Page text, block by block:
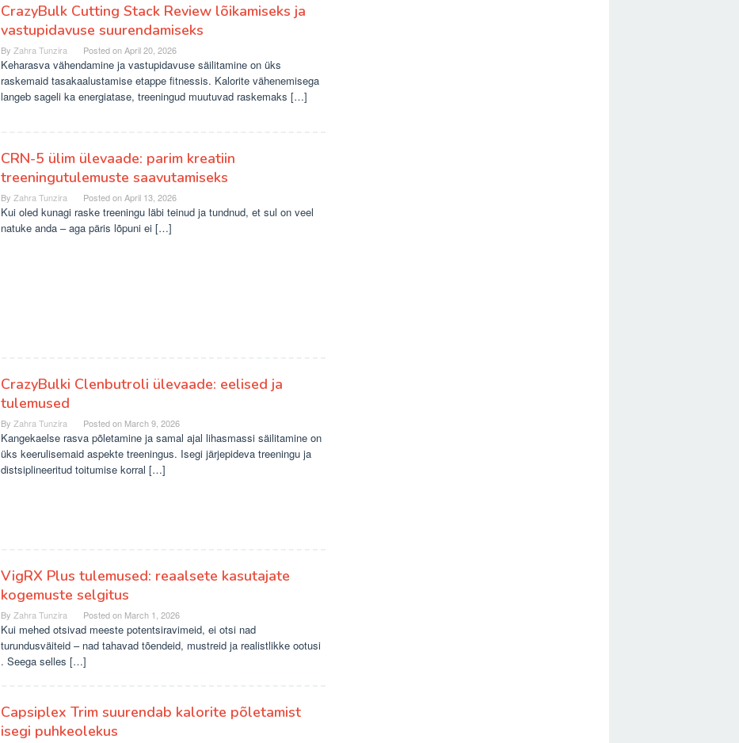
CrazyBulk Cutting Stack Review lõikamiseks ja
vastupidavuse suurendamiseks
By Zahra Tunzira Posted onApril 20, 2026
Keharasva vähendamine ja vastupidavuse säilitamine on üks
raskemaid tasakaalustamise etappe fitnessis. Kalorite vähenemisega
langeb sageli ka energiatase, treeningud muutuvad raskemaks […]
CRN-5 ülim ülevaade: parim kreatiin
treeningutulemuste saavutamiseks
By Zahra Tunzira Posted onApril 13, 2026
Kui oled kunagi raske treeningu läbi teinud ja tundnud, et sul on veel
natuke anda – aga päris lõpuni ei […]
CrazyBulki Clenbutroli ülevaade: eelised ja
tulemused
By Zahra Tunzira Posted on March 9, 2026
Kangekaelse rasva põletamine ja samal ajal lihasmassi säilitamine on
üks keerulisemaid aspekte treeningus. Isegi järjepideva treeningu ja
distsiplineeritud toitumise korral […]
VigRX Plus tulemused: reaalsete kasutajate
kogemuste selgitus
By Zahra Tunzira Posted on March 1, 2026
Kui mehed otsivad meeste potentsiravimeid, ei otsi nad
turundusväiteid – nad tahavad tõendeid, mustreid ja realistlikke ootusi
. Seega selles […]
Capsiplex Trim suurendab kalorite põletamist
isegi puhkeolekus